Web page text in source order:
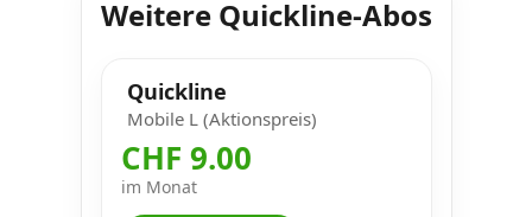
Weitere Quickline-Abos
Quickline
Mobile L (Aktionspreis)
CHF 9.00
im Monat